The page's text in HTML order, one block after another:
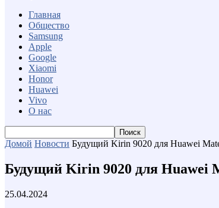
Главная
Общество
Samsung
Apple
Google
Xiaomi
Honor
Huawei
Vivo
О нас
Домой Новости Будущий Kirin 9020 для Huawei
Будущий Kirin 9020 для Huawei
25.04.2024